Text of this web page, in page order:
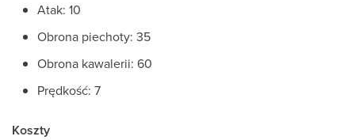
Atak: 10
Obrona piechoty: 35
Obrona kawalerii: 60
Prędkość: 7
Koszty